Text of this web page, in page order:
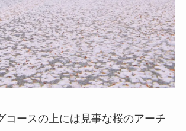
コースの上には見事な桜のアーチ